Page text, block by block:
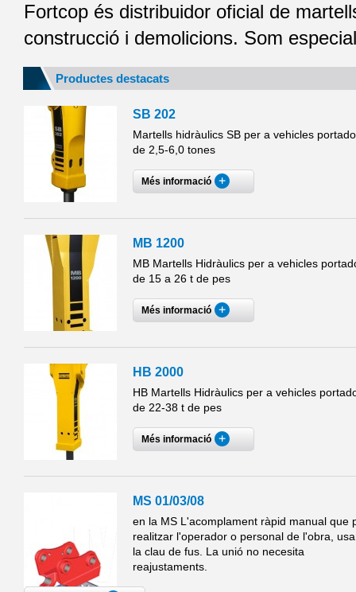
Fortcop és distribuidor oficial de
construcció i demolicions. Som
Productes destacats
SB 202
Martells hidràulics SB per a vehicles
de 2,5-6,0 tones
Més informació
MB 1200
MB Martells Hidràulics per a vehicles
de 15 a 26 t de pes
Més informació
HB 2000
HB Martells Hidràulics per a vehicles
de 22-38 t de pes
Més informació
MS 01/03/08
en la MS L'acomplament ràpid manual que
realitzar l'operador o personal de l'obra,
la clau de fus. La unió no necesita
reajustaments.